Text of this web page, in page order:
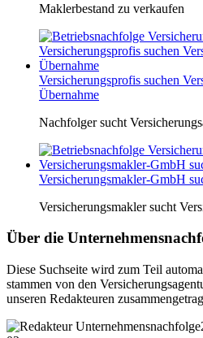
Maklerbestand zu verkaufen
Versicherungsprofis suchen
Übernahme
Nachfolger sucht
Versicherungsmakler-GmbH
Versicherungsmakler sucht
Über die
Diese Suchseite wird zum Teil
stammen von den
unseren Redakteuren